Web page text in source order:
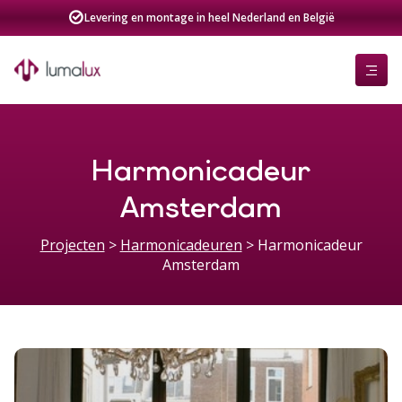
Levering en montage in heel Nederland en België
Harmonicadeur
Amsterdam
Projecten > Harmonicadeuren > Harmonicadeur
Amsterdam